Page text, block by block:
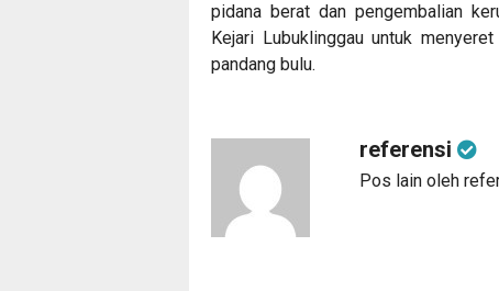
pidana berat dan pengembalian
Kejari Lubuklinggau untuk
pandang bulu.
referensi
Pos lain oleh